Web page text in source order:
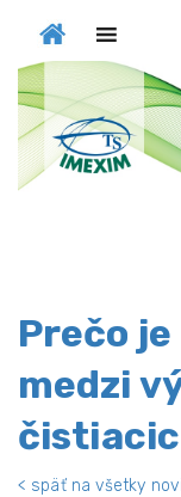
MENU
Prečo
medzi
< späť na všetky